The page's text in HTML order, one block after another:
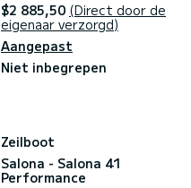
$2 885,50 (Direct door de
eigenaar verzorgd)
Aangepast
Niet inbegrepen
Zeilboot
Salona - Salona 41
Performance